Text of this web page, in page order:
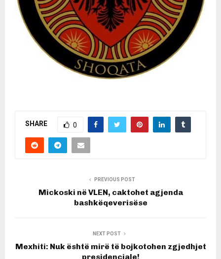
SHARE 0
PREVIOUS POST
Mickoski në VLEN, caktohet agjenda
bashkëqeverisëse
NEXT POST
Mexhiti: Nuk është mirë të bojkotohen zgjedhjet
presidenciale!